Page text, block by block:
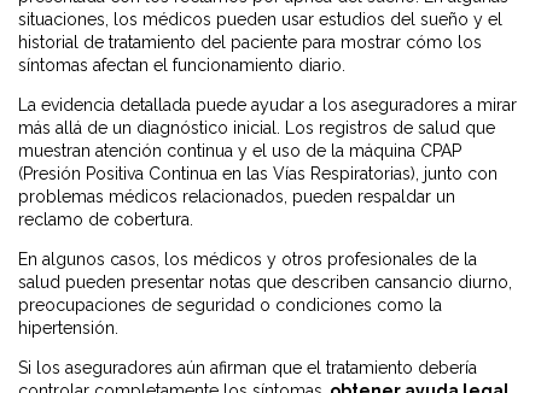
situaciones, los médicos pueden usar estudios del sueño y el
historial de tratamiento del paciente para mostrar cómo los
síntomas afectan el funcionamiento diario.
La evidencia detallada puede ayudar a los aseguradores a mirar
más allá de un diagnóstico inicial. Los registros de salud que
muestran atención continua y el uso de la máquina CPAP
(Presión Positiva Continua en las Vías Respiratorias), junto con
problemas médicos relacionados, pueden respaldar un
reclamo de cobertura.
En algunos casos, los médicos y otros profesionales de la
salud pueden presentar notas que describen cansancio diurno,
preocupaciones de seguridad o condiciones como la
hipertensión.
Si los aseguradores aún afirman que el tratamiento debería